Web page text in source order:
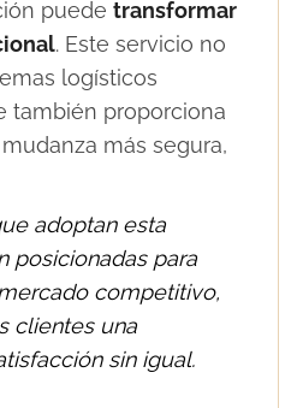
puede transformar
. Este servicio no
logísticos
también proporciona
más segura,
adoptan esta
posicionadas para
competitivo,
clientes una
sin igual.